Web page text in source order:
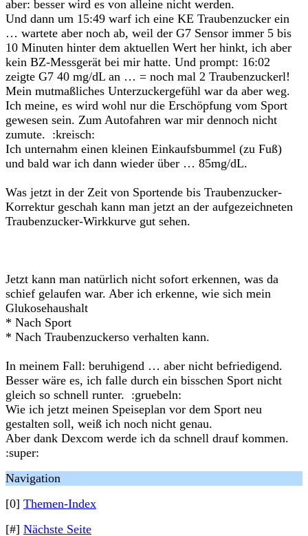
aber: besser wird es von alleine nicht werden.
Und dann um 15:49 warf ich eine KE Traubenzucker ein
… wartete aber noch ab, weil der G7 Sensor immer 5 bis
10 Minuten hinter dem aktuellen Wert her hinkt, ich aber
kein BZ-Messgerät bei mir hatte. Und prompt: 16:02
zeigte G7 40 mg/dL an … = noch mal 2 Traubenzuckerl!
Mein mutmaßliches Unterzuckergefühl war da aber weg.
Ich meine, es wird wohl nur die Erschöpfung vom Sport
gewesen sein. Zum Autofahren war mir dennoch nicht
zumute. :kreisch:
Ich unternahm einen kleinen Einkaufsbummel (zu Fuß)
und bald war ich dann wieder über … 85mg/dL.
Was jetzt in der Zeit von Sportende bis Traubenzucker-
Korrektur geschah kann man jetzt an der aufgezeichneten
Traubenzucker-Wirkkurve gut sehen.
Jetzt kann man natürlich nicht sofort erkennen, was da
schief gelaufen war. Aber ich erkenne, wie sich mein
Glukosehaushalt
* Nach Sport
* Nach Traubenzuckerso verhalten kann.
In meinem Fall: beruhigend … aber nicht befriedigend.
Besser wäre es, ich falle durch ein bisschen Sport nicht
gleich so schnell runter. :gruebeln:
Wie ich jetzt meinen Speiseplan vor dem Sport neu
gestalten soll, weiß ich noch nicht genau.
Aber dank Dexcom werde ich da schnell drauf kommen.
:super:
Navigation
[0] Themen-Index
[#] Nächste Seite